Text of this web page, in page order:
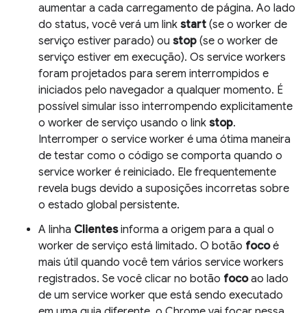
aumentar a cada carregamento de página. Ao lado
do status, você verá um link start (se o worker de
serviço estiver parado) ou stop (se o worker de
serviço estiver em execução). Os service workers
foram projetados para serem interrompidos e
iniciados pelo navegador a qualquer momento. É
possível simular isso interrompendo explicitamente
o worker de serviço usando o link stop.
Interromper o service worker é uma ótima maneira
de testar como o código se comporta quando o
service worker é reiniciado. Ele frequentemente
revela bugs devido a suposições incorretas sobre
o estado global persistente.
A linha Clientesinforma a origem para a qual o
worker de serviço está limitado. O botão focoé
mais útil quando você tem vários service workers
registrados. Se você clicar no botão focoao lado
de um service worker que está sendo executado